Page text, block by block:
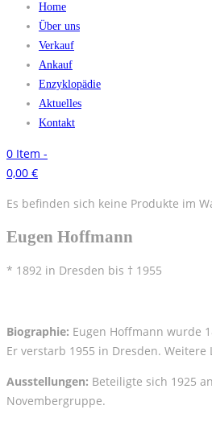
Home
Über uns
Verkauf
Ankauf
Enzyklopädie
Aktuelles
Kontakt
0 Item -
0,00 €
Es befinden sich keine Produkte im
Eugen Hoffmann
* 1892 in Dresden bis † 1955
Biographie: Eugen Hoffmann wurde
Er verstarb 1955 in Dresden.
Ausstellungen: Beteiligte sich 1925
Novembergruppe.